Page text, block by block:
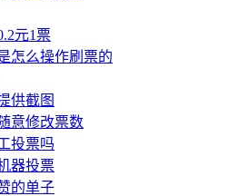
元1票
怎么操作刷票的
供截图
意修改票数
投票吗
器投票
的单子